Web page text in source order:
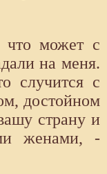
может с
на меня.
случится с
достойном
страну и
женами, -